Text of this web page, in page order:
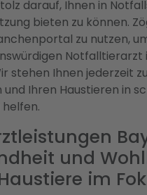
darauf, Ihnen in
bieten zu können.
zu nutzen,
Notfalltierarzt
stehen Ihnen jederzeit
und Ihren Haustieren in
helfen.
und
im